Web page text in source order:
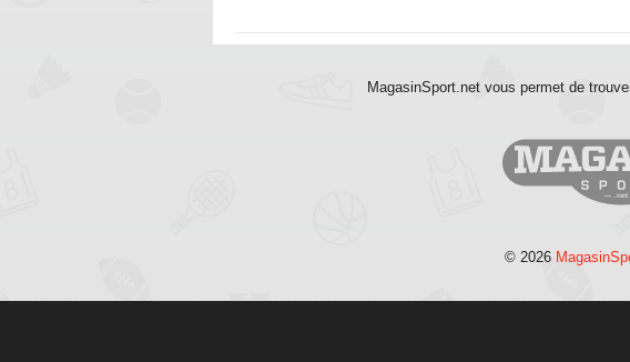
MagasinSport.net vous permet de
© 2026